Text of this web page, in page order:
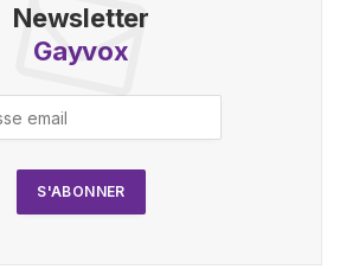
Newsletter
Gayvox